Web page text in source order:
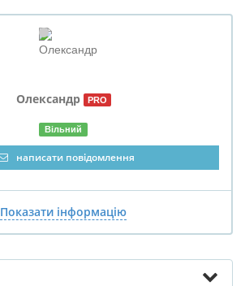
Олександр PRO
Вільний
написати повідомлення
Показати інформацію